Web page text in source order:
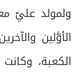
ولمولد عليّ
الأوَّلين
الكعبة،